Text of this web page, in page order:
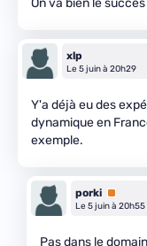
On va bien le succès
xlp
Le 5 juin à 20h29
Y'a déjà eu des
dynamique en
exemple.
porki Premium
Le 5 juin à 20h55
Pas dans le